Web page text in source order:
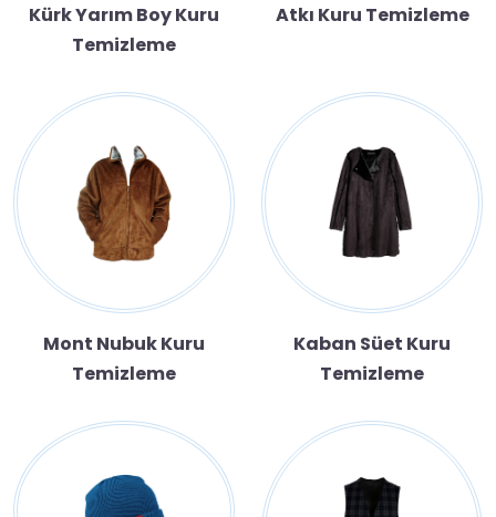
Kürk Yarım Boy Kuru
Temizleme
Atkı Kuru Temizleme
Mont Nubuk Kuru
Temizleme
Kaban Süet Kuru
Temizleme